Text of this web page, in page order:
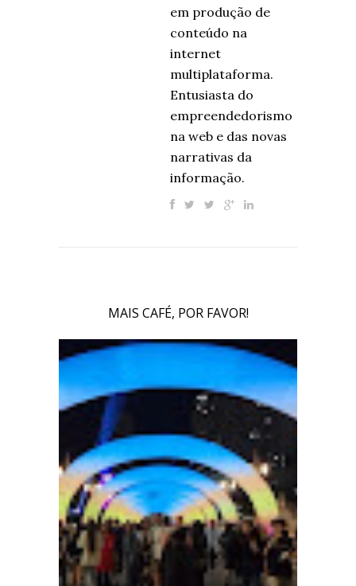
em produção de
conteúdo na
internet
multiplataforma.
Entusiasta do
empreendedorismo
na web e das novas
narrativas da
informação.
MAIS CAFÉ, POR FAVOR!